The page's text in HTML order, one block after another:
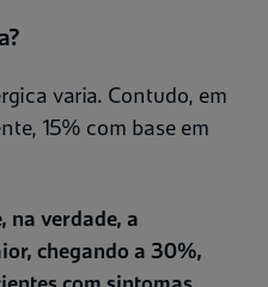
varia. Contudo, em
15% com base em
na verdade, a
chegando a 30%,